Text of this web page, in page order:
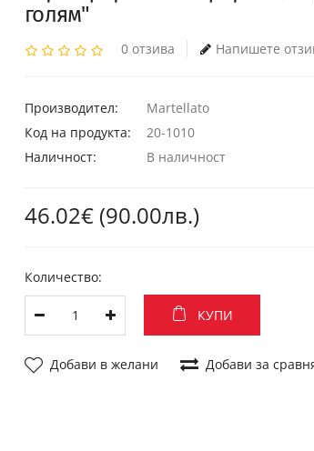
голям"
0 отзива Напишете
Производител:
Martellato
Код на продукта:
20-1010
Наличност:
В наличност
46.02€ (90.00лв.)
Количество:
КУПИ
Добави в желани Добави за